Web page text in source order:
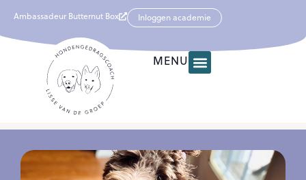
Ambassadeur Butternut Box Inloggen academie
MENU